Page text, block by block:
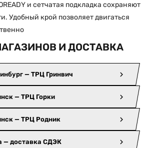
и сетчатая подкладка сохраняют
Удобный крой позволяет двигаться
И ДОСТАВКА
— ТРЦ Гринвич
— ТРЦ Горки
— ТРЦ Родник
— доставка СДЭК